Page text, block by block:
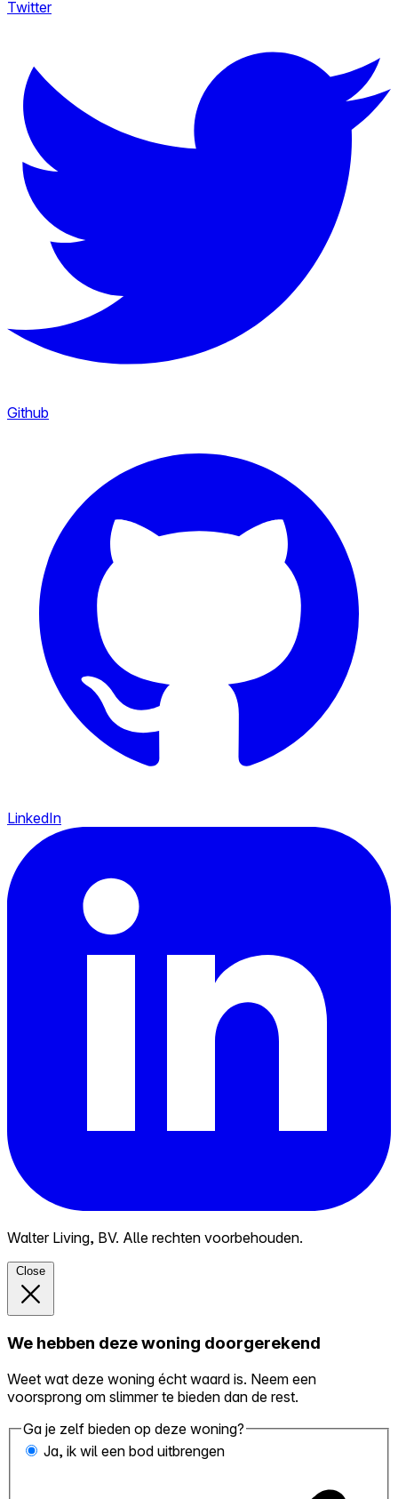
Twitter
Github
LinkedIn
Walter Living, BV. Alle rechten voorbehouden.
Close
We hebben deze woning doorgerekend
Weet wat deze woning écht waard is. Neem een
voorsprong om slimmer te bieden dan de rest.
Ga je zelf bieden op deze woning?
Ja, ik wil een bod uitbrengen